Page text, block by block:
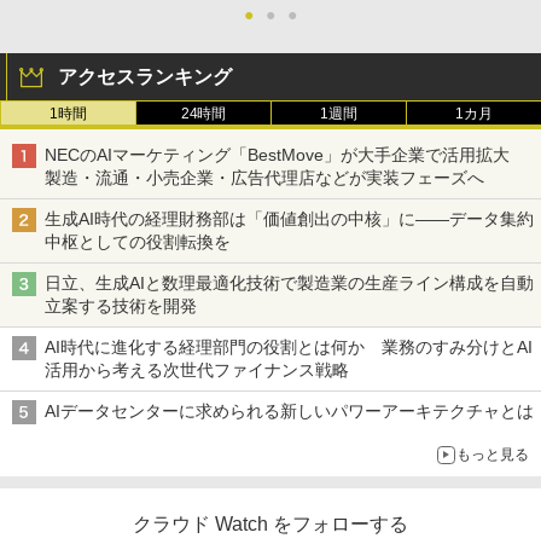
●
● ●
アクセスランキング
1時間 24時間 1週間 1カ月
NECのAIマーケティング「BestMove」が大手企業で活用拡大
製造・流通・小売企業・広告代理店などが実装フェーズへ
生成AI時代の経理財務部は「価値創出の中核」に――データ集約
中枢としての役割転換を
日立、生成AIと数理最適化技術で製造業の生産ライン構成を自動
立案する技術を開発
AI時代に進化する経理部門の役割とは何か 業務のすみ分けとAI
活用から考える次世代ファイナンス戦略
AIデータセンターに求められる新しいパワーアーキテクチャとは
もっと見る
クラウド Watch をフォローする